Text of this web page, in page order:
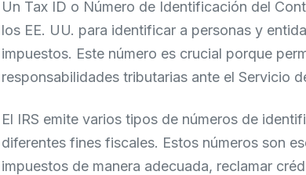
Un Tax ID o Número de Identificación del
los EE. UU. para identificar a personas y
impuestos. Este número es crucial porque
responsabilidades tributarias ante el Servicio
El IRS emite varios tipos de números de
diferentes fines fiscales. Estos números son
impuestos de manera adecuada, reclamar